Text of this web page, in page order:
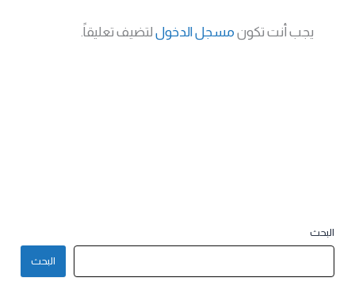
يجب أنت تكون مسجل الدخوللتضيف تعليقاً.
البحث
البحث